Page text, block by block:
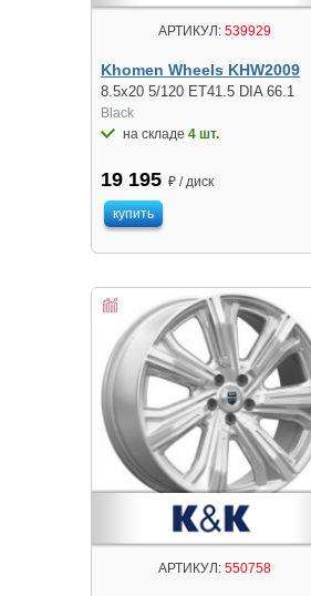
АРТИКУЛ:539929
Khomen Wheels KHW2009
8.5x20 5/120 ET41.5 DIA 66.1
Black
на складе 4 шт.
19 195 ₽ / диск
купить
АРТИКУЛ:550758